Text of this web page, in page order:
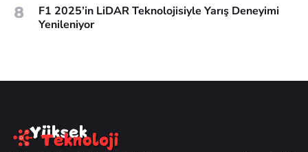
8
F1 2025’in LiDAR Teknolojisiyle Yarış Deneyimi
Yenileniyor